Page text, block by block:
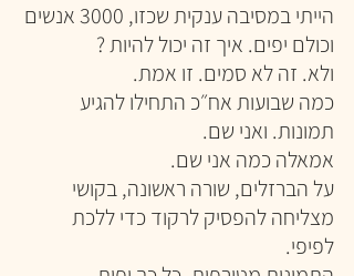
הייתי במסיבה ענקית שכזו, 3000 אנשים
וכולם יפים. איך זה יכול להיות ?
ולא. זה לא סמים. זו אמת.
כמה שבועות אח״כ התחילו להגיע
תמונות. ואני שם.
אמאלה כמה אני שם.
על הברזלים, שורה ראשונה, בקושי
מצליחה להפסיק לרקוד כדי ללכת
לפיפי.